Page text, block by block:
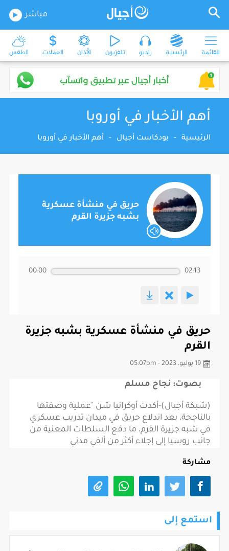
مباشر
القائمة الرئيسية راديو تلفزيون الأذان العملات الطقس
أهم الأخبار في أوروبا
الرئيسية - بودكاست أجيال - أهم الأخبار في أوروبا
حريق في منشأة عسكرية
بشبه جزيرة القرم
00:00 02:13
حريق في منشأة عسكرية بشبه جزيرة
القرم
19 يوليو، 2023 - 05:07pm
بصوت: نجاح مسلم
(شبكة أجيال)-أكدت أوكرانيا شن "عملية وصفتها
بالناجحة، بعد اندلاع حريق في ميدان تدريب عسكري
في شبه جزيرة القرم، ما دفع السلطات المعنية من
جانب روسيا إلى إجلاء أكثر من ألفي مدني
مشاركة
استمع إلى